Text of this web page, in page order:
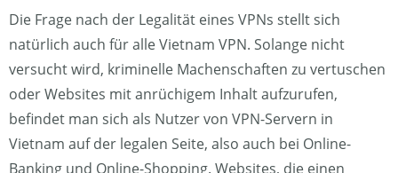
Die Frage nach der Legalität eines VPNs stellt sich
natürlich auch für alle Vietnam VPN. Solange nicht
versucht wird, kriminelle Machenschaften zu vertuschen
oder Websites mit anrüchigem Inhalt aufzurufen,
befindet man sich als Nutzer von VPN-Servern in
Vietnam auf der legalen Seite, also auch bei Online-
Banking und Online-Shopping. Websites, die einen